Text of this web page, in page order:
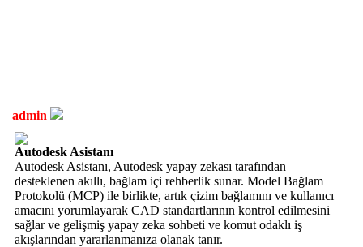
admin
Autodesk Asistanı
Autodesk Asistanı, Autodesk yapay zekası tarafından
desteklenen akıllı, bağlam içi rehberlik sunar. Model Bağlam
Protokolü (MCP) ile birlikte, artık çizim bağlamını ve kullanıcı
amacını yorumlayarak CAD standartlarının kontrol edilmesini
sağlar ve gelişmiş yapay zeka sohbeti ve komut odaklı iş
akışlarından yararlanmanıza olanak tanır.